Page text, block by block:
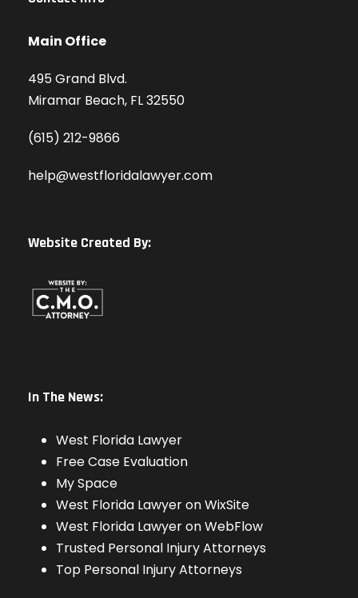
Main Office
495 Grand Blvd.
Miramar Beach, FL 32550
(615) 212-9866
help@westfloridalawyer.com
Website Created By:
In The News:
West Florida Lawyer
Free Case Evaluation
My Space
West Florida Lawyer on WixSite
West Florida Lawyer on WebFlow
Trusted Personal Injury Attorneys
Top Personal Injury Attorneys